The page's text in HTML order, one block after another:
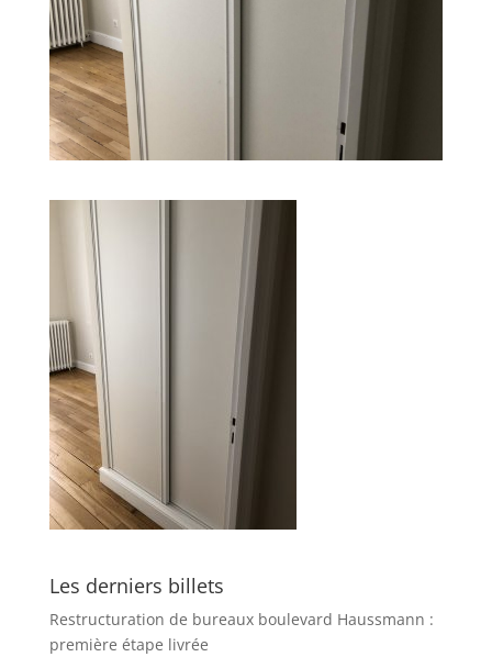
Les derniers billets
Restructuration de bureaux boulevard Haussmann :
première étape livrée